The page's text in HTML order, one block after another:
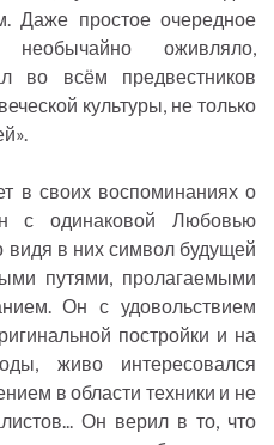
Даже простое очередное
необычайно оживляло,
во всём предвестников
культуры, не только
в своих воспоминаниях о
с одинаковой Любовью
видя в них символ будущей
путями, пролагаемыми
Он с удовольствием
постройки и на
живо интересовался
в области техники и не
Он верил в то, что